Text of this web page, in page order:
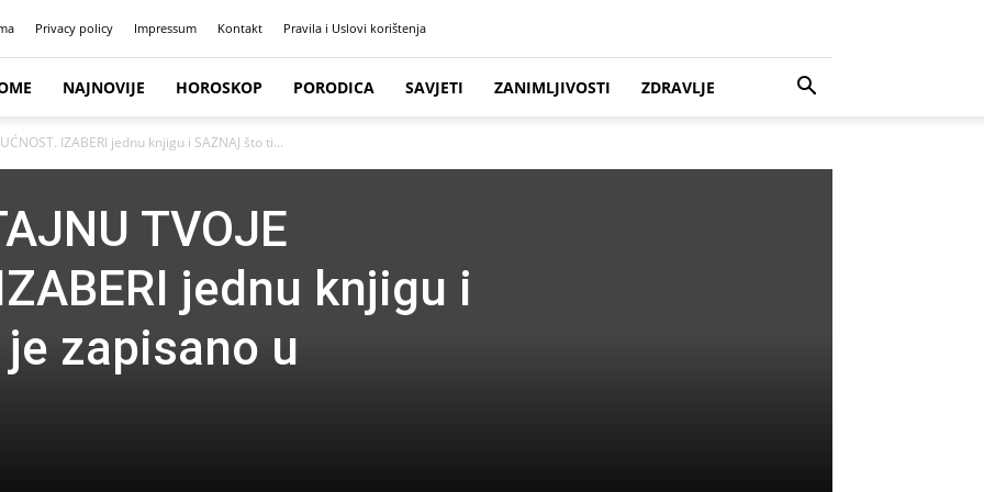
Privacy policy Impressum Kontakt Pravila i Uslovi korištenja
NAJNOVIJE HOROSKOP PORODICA SAVJETI ZANIMLJIVOSTI ZDRAVLJE
IZABERI jednu knjigu i SAZNAJ što ti...
TVOJE
jednu knjigu i
zapisano u